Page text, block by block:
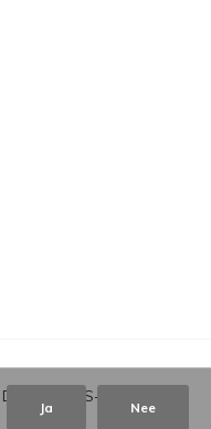
DMWS RSS-feed
Ja Nee